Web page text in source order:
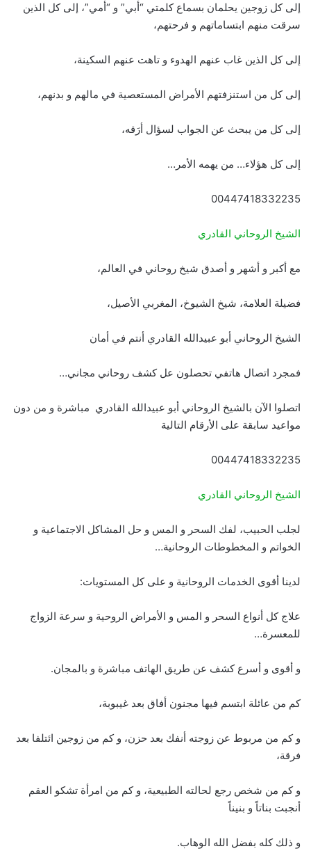
إلى كل زوجين يحلمان بسماع كلمتي “أبي” و “أمي”، إلى كل الذين
سرقت منهم ابتساماتهم و فرحتهم،
إلى كل الذين غاب عنهم الهدوء و تاهت عنهم السكينة،
إلى كل من استنزفتهم الأمراض المستعصية في مالهم و بدنهم،
إلى كل من يبحث عن الجواب لسؤال أرَقه،
إلى كل هؤلاء… من يهمه الأمر…
00447418332235
الشيخ الروحاني القادري
مع أكبر و أشهر و أصدق شيخ روحاني في العالم،
فضيلة العلامة، شيخ الشيوخ، المغربي الأصيل،
الشيخ الروحاني أبو عبيدالله القادري أنتم في أمان
فمجرد اتصال هاتفي تحصلون عل كشف روحاني مجاني…
اتصلوا الآن بالشيخ الروحاني أبو عبيدالله القادري مباشرة و من دون
مواعيد سابقة على الأرقام التالية
00447418332235
الشيخ الروحاني القادري
لجلب الحبيب، لفك السحر و المس و حل المشاكل الاجتماعية و
الخواتم و المخطوطات الروحانية…
لدينا أقوى الخدمات الروحانية و على كل المستويات:
علاج كل أنواع السحر و المس و الأمراض الروحية و سرعة الزواج
للمعسرة…
و أقوى و أسرع كشف عن طريق الهاتف مباشرة و بالمجان.
كم من عائلة ابتسم فيها مجنون أفاق بعد غيبوبة،
و كم من مربوط عن زوجته أنفك بعد حزن، و كم من زوجين ائتلفا بعد
فرقة،
و كم من شخص رجع لحالته الطبيعية، و كم من امرأة تشكو العقم
أنجبت بناتاً و بنيناً
و ذلك كله بفضل الله الوهاب.